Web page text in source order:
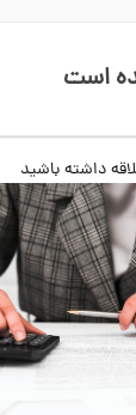
است
باشید